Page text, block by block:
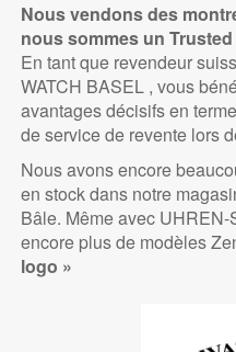
Nous vendons des
nous sommes un Trusted
En tant que revendeur
WATCH BASEL , vous
avantages décisifs en
de service de revente lors
Nous avons encore
en stock dans notre
Bâle. Même avec
encore plus de modèles
logo »